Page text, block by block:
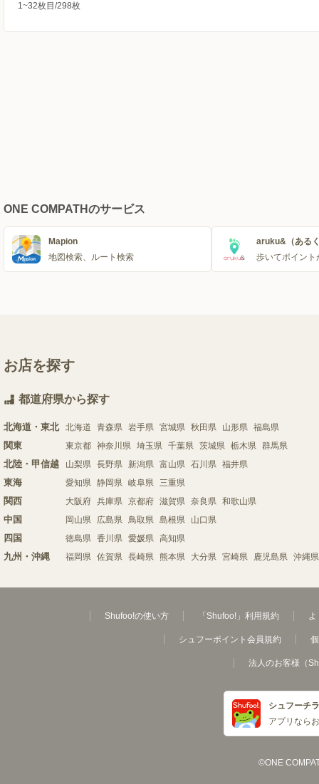
1~32枚目/298枚
ONE COMPATHのサービス
Mapion
地図検索、ルート検索
aruku&（ある
歩いてポイント
お店を探す
都道府県から探す
北海道・東北 北海道 青森県 岩手県 宮城県 秋田県 山形県 福島県
関東 東京都 神奈川県 埼玉県 千葉県 茨城県 栃木県 群馬県
北陸・甲信越 山梨県 長野県 新潟県 富山県 石川県 福井県
東海 愛知県 静岡県 岐阜県 三重県
関西 大阪府 兵庫県 京都府 滋賀県 奈良県 和歌山県
中国 岡山県 広島県 鳥取県 島根県 山口県
四国 徳島県 香川県 愛媛県 高知県
九州・沖縄 福岡県 佐賀県 長崎県 熊本県 大分県 宮崎県 鹿児島県 沖縄県
Shufoo!の使い方 「Shufoo!」利用規約 よ
シュフーポイント会員規約
法人のお客様（
シュフーチ
アプリなら
©ONE